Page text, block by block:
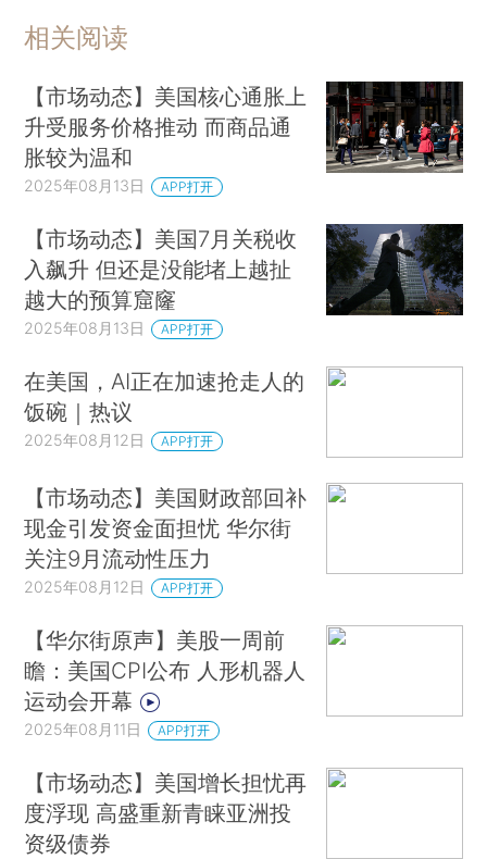
相关阅读
【市场动态】美国核心通胀上
升受服务价格推动 而商品通
胀较为温和
2025年08月13日 APP打开
【市场动态】美国7月关税收
入飙升 但还是没能堵上越扯
越大的预算窟窿
2025年08月13日 APP打开
在美国，AI正在加速抢走人的
饭碗｜热议
2025年08月12日 APP打开
【市场动态】美国财政部回补
现金引发资金面担忧 华尔街
关注9月流动性压力
2025年08月12日 APP打开
【华尔街原声】美股一周前
瞻：美国CPI公布 人形机器人
运动会开幕
2025年08月11日 APP打开
【市场动态】美国增长担忧再
度浮现 高盛重新青睐亚洲投
资级债券